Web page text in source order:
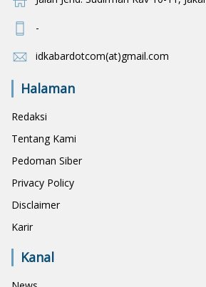
-
idkabardotcom(at)gmail.com
Halaman
Redaksi
Tentang Kami
Pedoman Siber
Privacy Policy
Disclaimer
Karir
Kanal